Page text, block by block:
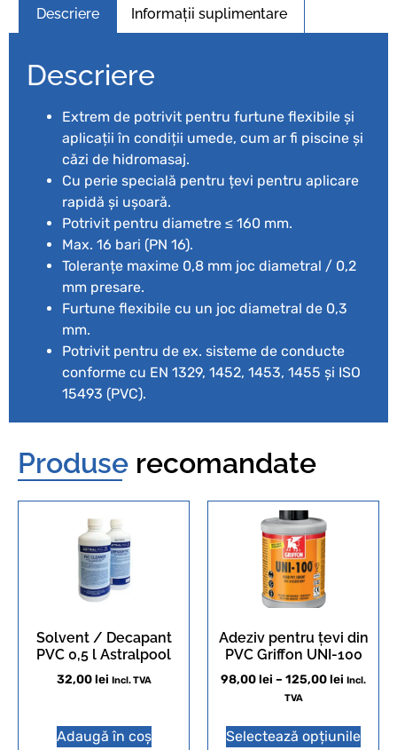
Descriere Informații suplimentare
Descriere
Extrem de potrivit pentru furtune flexibile și
aplicații în condiții umede, cum ar fi piscine și
căzi de hidromasaj.
Cu perie specială pentru țevi pentru aplicare
rapidă și ușoară.
Potrivit pentru diametre ≤ 160 mm.
Max. 16 bari (PN 16).
Toleranțe maxime 0,8 mm joc diametral / 0,2
mm presare.
Furtune flexibile cu un joc diametral de 0,3
mm.
Potrivit pentru de ex. sisteme de conducte
conforme cu EN 1329, 1452, 1453, 1455 și ISO
15493 (PVC).
Produse recomandate
Solvent / Decapant
PVC 0,5 l Astralpool
32,00lei Incl. TVA
Adaugă în coș
Adeziv pentru țevi din
PVC Griffon UNI-100
98,00lei – 125,00lei Incl.
TVA
Selectează opțiunile